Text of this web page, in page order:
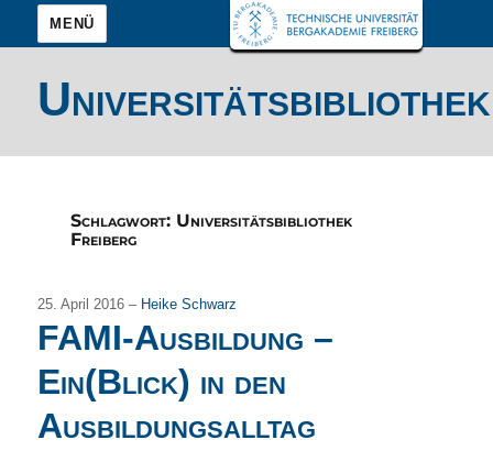
MENÜ
Universitätsbibliothek
Schlagwort: Universitätsbibliothek
Freiberg
25. April 2016 – Heike Schwarz
FAMI-Ausbildung –
Ein(Blick) in den
Ausbildungsalltag